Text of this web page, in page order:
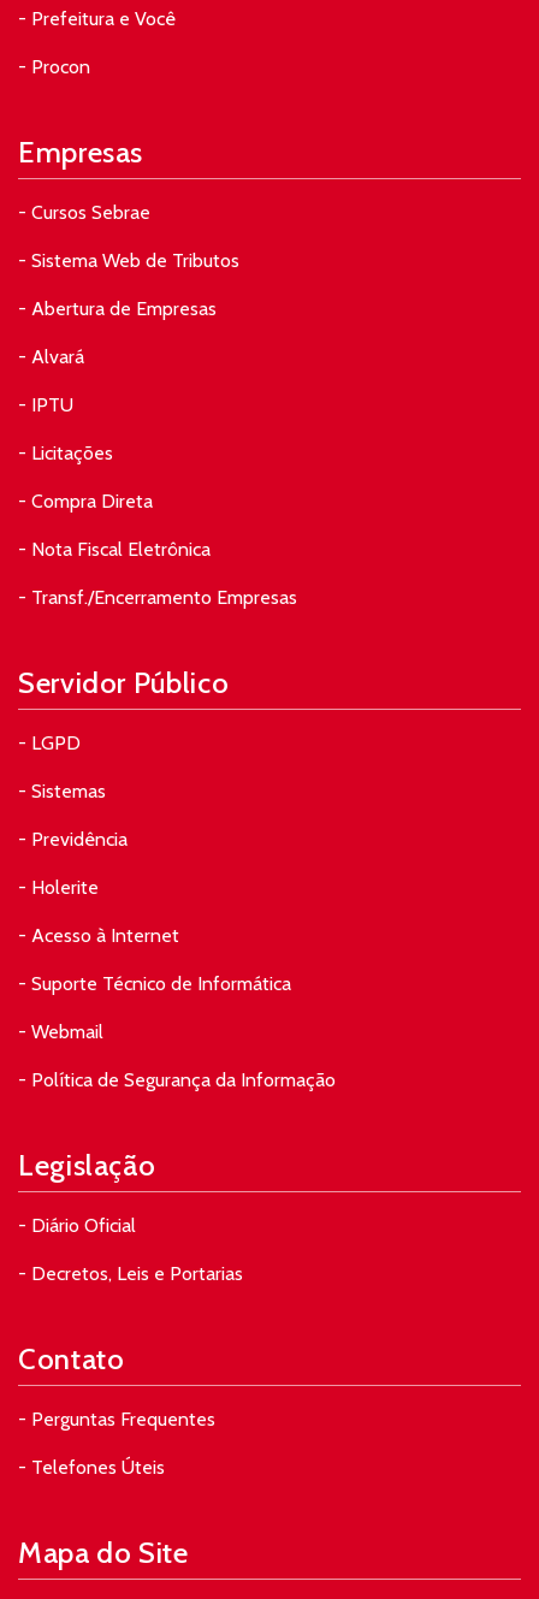
- Prefeitura e Você
- Procon
Empresas
- Cursos Sebrae
- Sistema Web de Tributos
- Abertura de Empresas
- Alvará
- IPTU
- Licitações
- Compra Direta
- Nota Fiscal Eletrônica
- Transf./Encerramento Empresas
Servidor Público
- LGPD
- Sistemas
- Previdência
- Holerite
- Acesso à Internet
- Suporte Técnico de Informática
- Webmail
- Política de Segurança da Informação
Legislação
- Diário Oficial
- Decretos, Leis e Portarias
Contato
- Perguntas Frequentes
- Telefones Úteis
Mapa do Site